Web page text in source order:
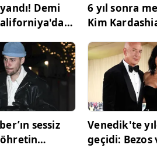
Demi
6 yıl sonra
Kim
sessiz
Venedik'te
geçidi: Bezos